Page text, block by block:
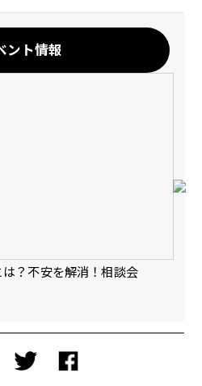
ント情報
？不安を解消！相談会